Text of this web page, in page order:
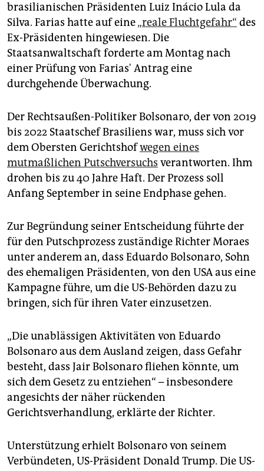
brasilianischen Präsidenten Luiz Inácio Lula da
Silva. Farias hatte auf eine„reale Fluchtgefahr“ des
Ex-Präsidenten hingewiesen. Die
Staatsanwaltschaft forderte am Montag nach
einer Prüfung von Farias' Antrag eine
durchgehende Überwachung.
Der Rechtsaußen-Politiker Bolsonaro, der von 2019
bis 2022 Staatschef Brasiliens war, muss sich vor
dem Obersten Gerichtshofwegen eines
mutmaßlichen Putschversuchs verantworten. Ihm
drohen bis zu 40 Jahre Haft. Der Prozess soll
Anfang September in seine Endphase gehen.
Zur Begründung seiner Entscheidung führte der
für den Putschprozess zuständige Richter Moraes
unter anderem an, dass Eduardo Bolsonaro, Sohn
des ehemaligen Präsidenten, von den USA aus eine
Kampagne führe, um die US-Behörden dazu zu
bringen, sich für ihren Vater einzusetzen.
„Die unablässigen Aktivitäten von Eduardo
Bolsonaro aus dem Ausland zeigen, dass Gefahr
besteht, dass Jair Bolsonaro fliehen könnte, um
sich dem Gesetz zu entziehen“ – insbesondere
angesichts der näher rückenden
Gerichtsverhandlung, erklärte der Richter.
Unterstützung erhielt Bolsonaro von seinem
Verbündeten, US-Präsident Donald Trump. Die US-